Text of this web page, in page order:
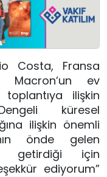
Costa, Fransa
Macron’un ev
ilişkin
küresel
ilişkin önemli
önde gelen
getirdiği için
ediyorum”